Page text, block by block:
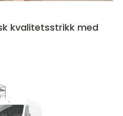
kvalitetsstrikk med